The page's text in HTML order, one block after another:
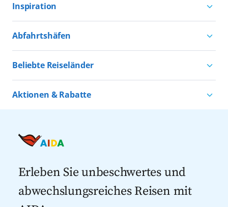
Inspiration
Aktivurlaub mit AIDA
Kultururlaub mit AIDA
Abfahrtshäfen
Kreuzfahrten ab Hamburg
Kreuzfahrten ab Warnemünde
Beliebte Reiseländer
Kreuzfahrten nach Norwegen
Kreuzfahrten nach Italien
Aktionen & Rabatte
Last Minute Kreuzfahrten
Kreuzfahrten 2027
Erleben Sie unbeschwertes und
abwechslungsreiches Reisen mit